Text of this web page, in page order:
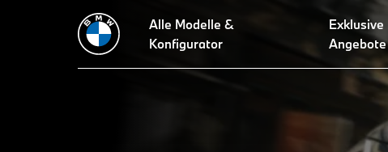
Alle Modelle &
Konfigurator
Exklusive
Angebote
Reichweitenübersicht E-Auto Analyse Reichweite optimieren